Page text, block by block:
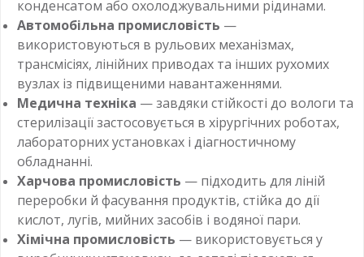
конденсатом або охолоджувальними рідинами.
Автомобільна промисловість —
використовуються в рульових механізмах,
трансмісіях, лінійних приводах та інших рухомих
вузлах із підвищеними навантаженнями.
Медична техніка — завдяки стійкості до вологи та
стерилізації застосовується в хірургічних роботах,
лабораторних установках і діагностичному
обладнанні.
Харчова промисловість — підходить для ліній
переробки й фасування продуктів, стійка до дії
кислот, лугів, мийних засобів і водяної пари.
Хімічна промисловість — використовується у